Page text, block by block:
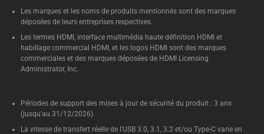
Les marques et les noms de produits mentionnés sont des marques
déposées de leurs entreprises respectives.
Les termes HDMI, interface multimédia haute définition HDMI et
habillage commercial HDMI, et les logos HDMI sont des marques
commerciales et des marques déposées de HDMI Licensing
Administrator, Inc.
Périodes de support des mises à jour de sécurité du produit : 3 ans
(jusqu'au 31/12/2026).
La vitesse de transfert réelle de l'USB 3.0, 3.1, 3.2 et/ou Type-C varie en